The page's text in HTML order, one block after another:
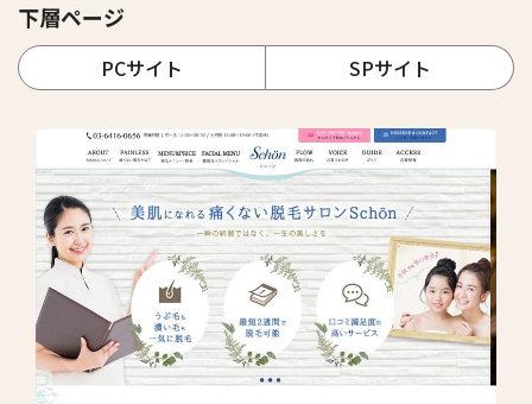
下層ページ
PCサイト SPサイト